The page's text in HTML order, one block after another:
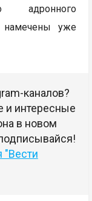
адронного
намечены уже
каналов?
интересные
в новом
"Вести